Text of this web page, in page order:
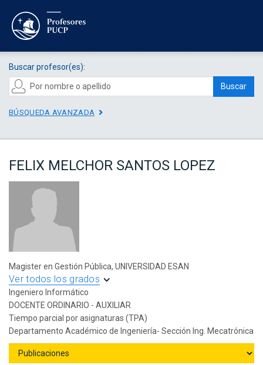
Buscar profesor(es):
Buscar
BÚSQUEDA AVANZADA
FELIX MELCHOR SANTOS LOPEZ
Magister en Gestión Pública, UNIVERSIDAD ESAN
Ver todos los grados
Ingeniero Informático
DOCENTE ORDINARIO - AUXILIAR
Tiempo parcial por asignaturas (TPA)
Departamento Académico de Ingeniería- Sección Ing. Mecatrónica